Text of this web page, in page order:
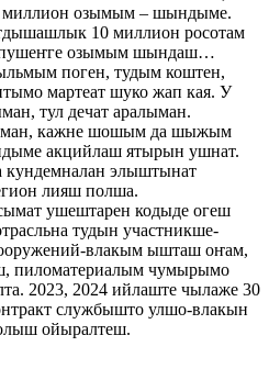
миллион озымым – шындыме.
10 миллион росотам
озымым шындаш…
поген, тудым коштен,
мартеат шуко жап кая. У
тул дечат аралыман.
кажне шошым да шыжым
акцийлаш ятырын ушнат.
кундемналан элыштынат
лияш полша.
ушештарен кодыде огеш
тудын участникше-
влакым ышташ оҥам,
пиломатериалым чумырымо
2023, 2024 ийлаште чылаже 30
службышто улшо-влакын
ойыралтеш.